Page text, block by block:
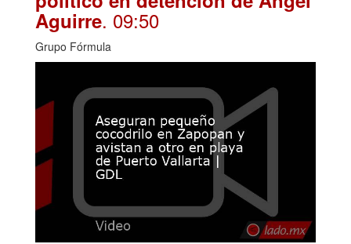
Aguirre. 09:50
Grupo Fórmula